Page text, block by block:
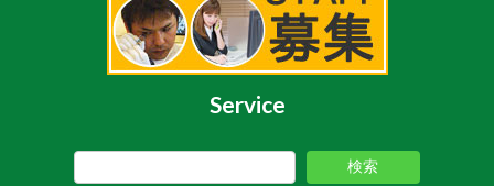
Service
検索